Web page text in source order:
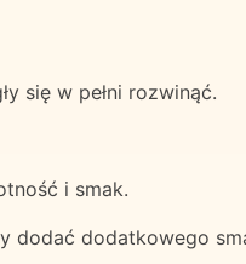
się w pełni rozwinąć.
i smak.
dodać dodatkowego